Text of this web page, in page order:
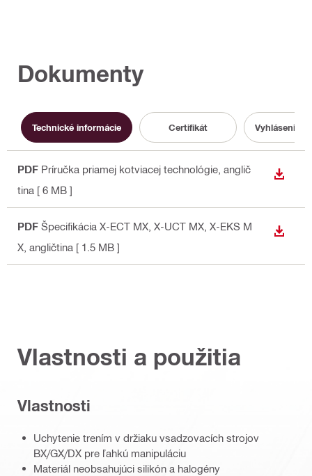
Dokumenty
Technické informácie Certifikát Vyhlásenie
PDF Príručka priamej kotviacej technológie , anglič
tina [ 6 MB ]
PDF Špecifikácia X-ECT MX, X-UCT MX, X-EKS M
X , angličtina [ 1.5 MB ]
Vlastnosti a použitia
Vlastnosti
Uchytenie trením v držiaku vsadzovacích strojov
BX/GX/DX pre ľahkú manipuláciu
Materiál neobsahujúci silikón a halogény